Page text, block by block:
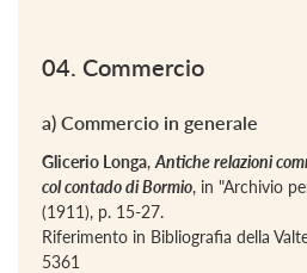
04. Commercio
a) Commercio in generale
Glicerio Longa, Antiche relazioni
col contado di Bormio, in "Archivio
(1911), p. 15-27.
Riferimento in Bibliografia della
5361